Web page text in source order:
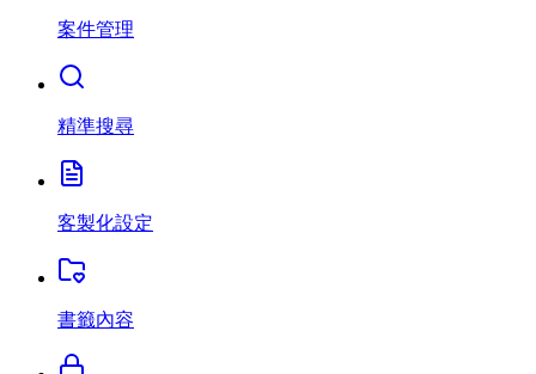
案件管理
精準搜尋
客製化設定
書籤內容